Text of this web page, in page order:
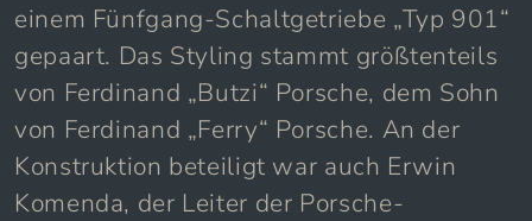
einem Fünfgang-Schaltgetriebe „Typ 901“
gepaart. Das Styling stammt größtenteils
von Ferdinand „Butzi“ Porsche, dem Sohn
von Ferdinand „Ferry“ Porsche. An der
Konstruktion beteiligt war auch Erwin
Komenda, der Leiter der Porsche-